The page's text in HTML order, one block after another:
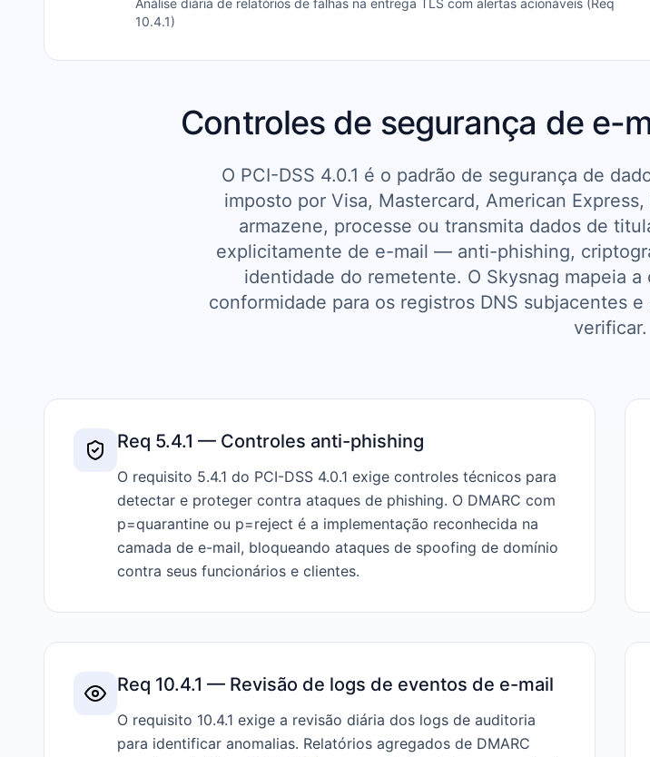
Análise diária de relatórios de falhas na entrega TLS com alertas acionáveis (Req
10.4.1)
Controles de segurança de e-
O PCI-DSS 4.0.1 é o padrão de segurança de
imposto por Visa, Mastercard, American
armazene, processe ou transmita dados de
explicitamente de e-mail — anti-phishing,
identidade do remetente. O Skysnag mapeia
conformidade para os registros DNS subjacentes
verificar.
Req 5.4.1 — Controles anti-phishing
O requisito 5.4.1 do PCI-DSS 4.0.1 exige controles técnicos para
detectar e proteger contra ataques de phishing. O DMARC com
p=quarantine ou p=reject é a implementação reconhecida na
camada de e-mail, bloqueando ataques de spoofing de domínio
contra seus funcionários e clientes.
Req 10.4.1 — Revisão de logs de eventos de e-mail
O requisito 10.4.1 exige a revisão diária dos logs de auditoria
para identificar anomalias. Relatórios agregados de DMARC